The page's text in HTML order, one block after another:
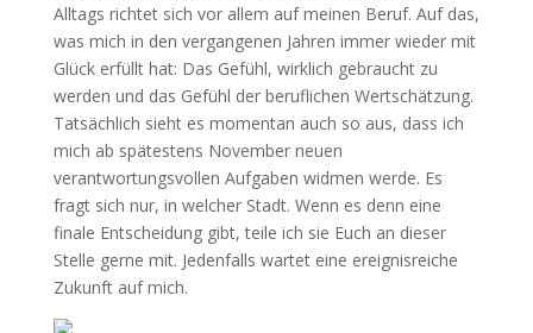
Alltags richtet sich vor allem auf meinen Beruf. Auf das,
was mich in den vergangenen Jahren immer wieder mit
Glück erfüllt hat: Das Gefühl, wirklich gebraucht zu
werden und das Gefühl der beruflichen Wertschätzung.
Tatsächlich sieht es momentan auch so aus, dass ich
mich ab spätestens November neuen
verantwortungsvollen Aufgaben widmen werde. Es
fragt sich nur, in welcher Stadt. Wenn es denn eine
finale Entscheidung gibt, teile ich sie Euch an dieser
Stelle gerne mit. Jedenfalls wartet eine ereignisreiche
Zukunft auf mich.